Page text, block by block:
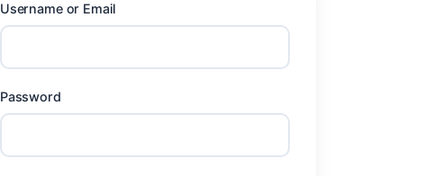
Username or Email
Password